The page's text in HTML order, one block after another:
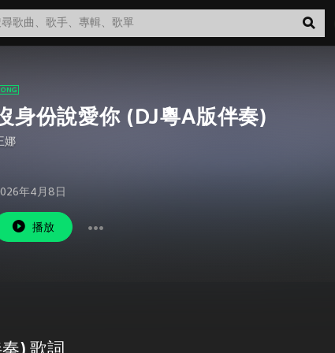
身份說愛你 (DJ粵A版伴奏)
娜
年4月8日
播放